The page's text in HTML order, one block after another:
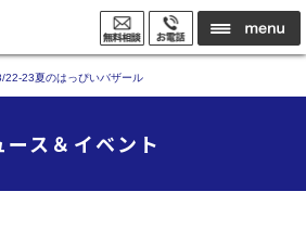
22-23夏のはっぴいバザール
ース＆イベント